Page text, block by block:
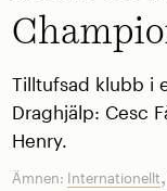
Tilltufsad klubb i
Draghjälp: Cesc
Henry.
Ämnen: Internationellt,